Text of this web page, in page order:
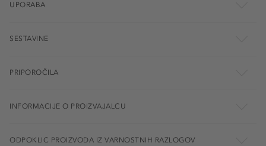
UPORABA
SESTAVINE
PRIPOROČILA
INFORMACIJE O PROIZVAJALCU
ODPOKLIC PROIZVODA IZ VARNOSTNIH RAZLOGOV